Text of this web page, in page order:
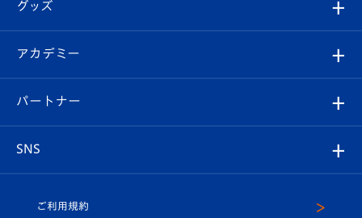
チケット
イベント
メディア
ホームタウン
スタッフプロフィール
マスコット紹介
Revive Team
ヴィヴィくんの長崎おもてなしガイド
フォトギャラリー
スタジアムグルメ
V-LOVERS（ファンクラブ）
プレイヤーズスイート
グッズ
オンラインショップ
店舗情報
アカデミー
育成からのお知らせ
U-18
パートナー
SNS
ご利用規約